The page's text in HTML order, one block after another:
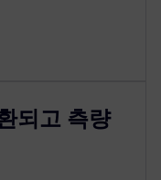
되고 측량